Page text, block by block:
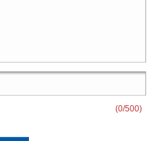
(0/500)